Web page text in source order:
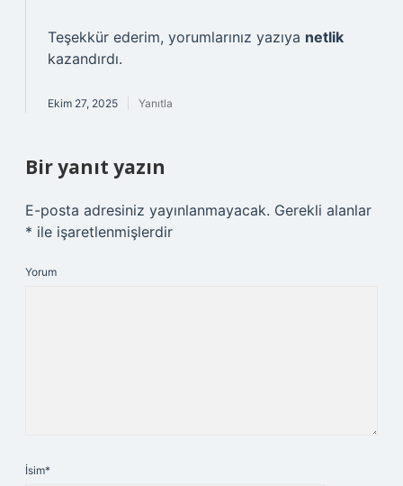
Teşekkür ederim, yorumlarınız yazıya netlik
kazandırdı.
Ekim 27, 2025 Yanıtla
Bir yanıt yazın
E-posta adresiniz yayınlanmayacak. Gerekli alanlar
* ile işaretlenmişlerdir
Yorum
İsim*